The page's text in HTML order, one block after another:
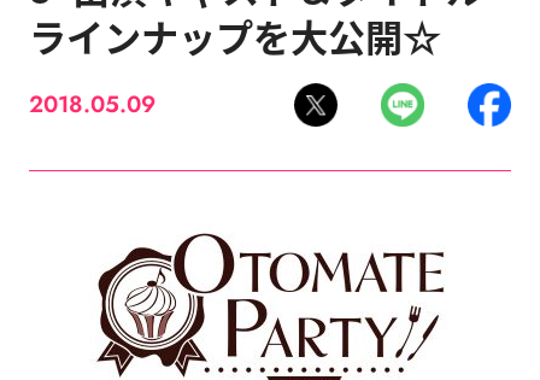
ラインナップを大公開☆
2018.05.09